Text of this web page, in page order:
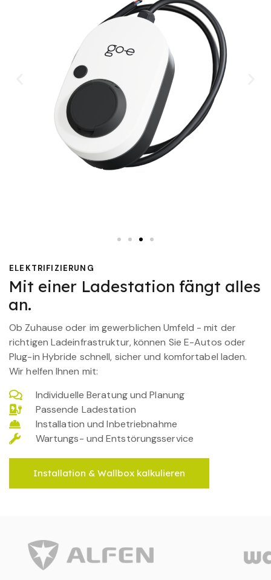
ELEKTRIFIZIERUNG
Mit einer Ladestation fängt alles
an.
Ob Zuhause oder im gewerblichen Umfeld - mit der
richtigen Ladeinfrastruktur, können Sie E-Autos oder
Plug-in Hybride schnell, sicher und komfortabel laden.
Wir helfen Ihnen mit:
Individuelle Beratung und Planung
Passende Ladestation
Installation und Inbetriebnahme
Wartungs- und Entstörungsservice
Installation & Wallbox kalkulieren